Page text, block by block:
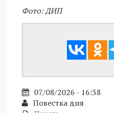
Фото: ДИП
07/08/2026 - 16:38
Повестка дня